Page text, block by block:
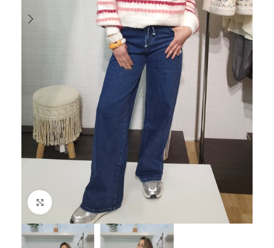
Haga Click para agrandar